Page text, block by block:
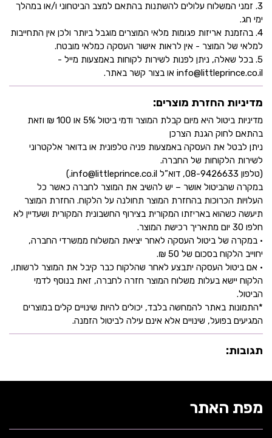
3. זמני המשלוח עלולים להשתנות בהתאם למצב הביטחוני ו/או במהלך
ימי חג.
4. בהזמנת אריזות פגומות מלאי המוצרים מוגבל ביותר ולכן אין התחייבות
למלאי של המוצר - אין לראות אישור העסקה כמלאי מובטח.
5. בכל שאלה, ניתן לפנות לשירות לקוחות באמצעות מייל -
info@littleprince.co.il או בצור קשר באתר.
מדיניות החזרת מוצרים:
מדיניות ביטול היא מיום קבלת המוצר ודמי ביטול 5% או 100 ₪ וזאת
בהתאם לחוק הגנת הצרכן
ניתן לבטל את העסקה באמצעות פניה טלפונית או בדואר אלקטרוני
לשירות הלקוחות של החברה.
(טלפון 08-9426633, דוא”ל info@littleprince.co.il.)
במקרה שהביטול אושר – יש להשיב את המוצר לחברה כאשר כל
העלויות הכרוכות בהחזרת המוצר תחולנה על הלקוח. החזרת המוצר
תיעשה כשהוא באריזתו המקורית בצירוף החשבונית המקורית ושעדיין לא
חלפו 30 יום מתאריך רכישת המוצר.
• במקרה של ביטול העסקה לאחר יציאת המשלוח ממשרדי החברה,
יחוייב הלקוח בסכום של 50 ₪.
• אם ביטול העסקה יתבצע לאחר שהלקוח כבר קיבל את המוצר לרשותו,
הלקוח יישא בעלות משלוח המוצר חזרה לחברה, זאת בנוסף לדמי
הביטול.
*התמונות באתר להמחשה בלבד, יכולים להיות שינויים קלים במוצרים
המגיעים בפועל, שינויים אלא אינם עילה לביטול הזמנה.
תגובות:
מפת האתר